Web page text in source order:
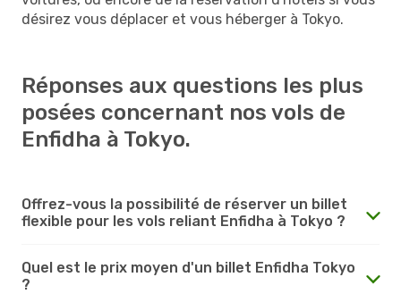
désirez vous déplacer et vous héberger à Tokyo.
Réponses aux questions les plus
posées concernant nos vols de
Enfidha à Tokyo.
Offrez-vous la possibilité de réserver un billet
flexible pour les vols reliant Enfidha à Tokyo ?
Quel est le prix moyen d'un billet Enfidha Tokyo
?